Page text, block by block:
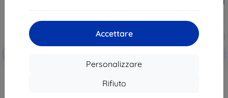
Accettare
Personalizzare
Rifiuto
temperato ibrido Tecno POVA 5